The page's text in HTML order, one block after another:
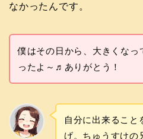
なかったんです。
僕はその日から、大きくなっ
ったよ～♬ありがとう！
自分に出来ること
げ。ちゅうすけの